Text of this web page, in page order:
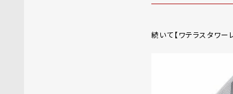
続いて【ワテラスタワー